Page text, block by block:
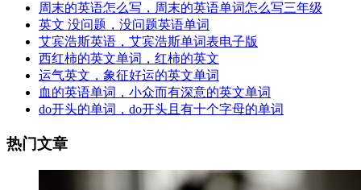
周末的英语怎么写，周末的英语单词怎么写三年级
英文 没问题，没问题英语单词
艾宾浩斯英语，艾宾浩斯单词表电子版
西红柿的英文单词，红柿的英文
运气英文，象征好运的英文单词
血的英语单词，小众而有深意的英文单词
do开头的单词，do开头且有十个字母的单词
热门文章